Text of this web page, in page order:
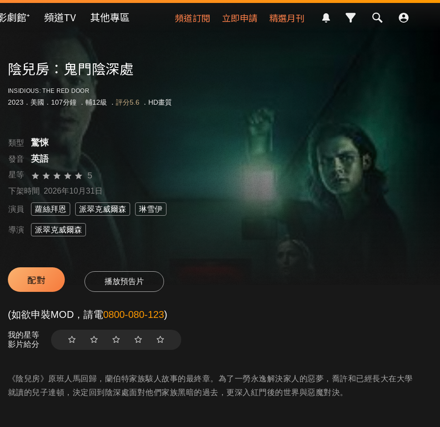
劇館⁺ 頻道TV 其他專區 頻道訂閱 立即申請 精選月刊
陰兒房：鬼門陰深處
INSIDIOUS: THE RED DOOR
2023．美國．107分鐘 ． 輔12級 ． 評分5.6 ．HD畫質
類型 驚悚
發音 英語
星等 5
下架時間 2026年10月31日
演員 蘿絲拜恩 派翠克威爾森 琳雪伊
導演 派翠克威爾森
配對 播放預告片
(如欲申裝MOD，請電0800-080-123)
我的星等
影片給分
《陰兒房》原班人馬回歸，蘭伯特家族駭人故事的最終章。為了一勞永逸解決家人的惡夢，喬許和已經長大在大學
就讀的兒子達頓，決定回到陰深處面對他們家族黑暗的過去，更深入紅門後的世界與惡魔對決。